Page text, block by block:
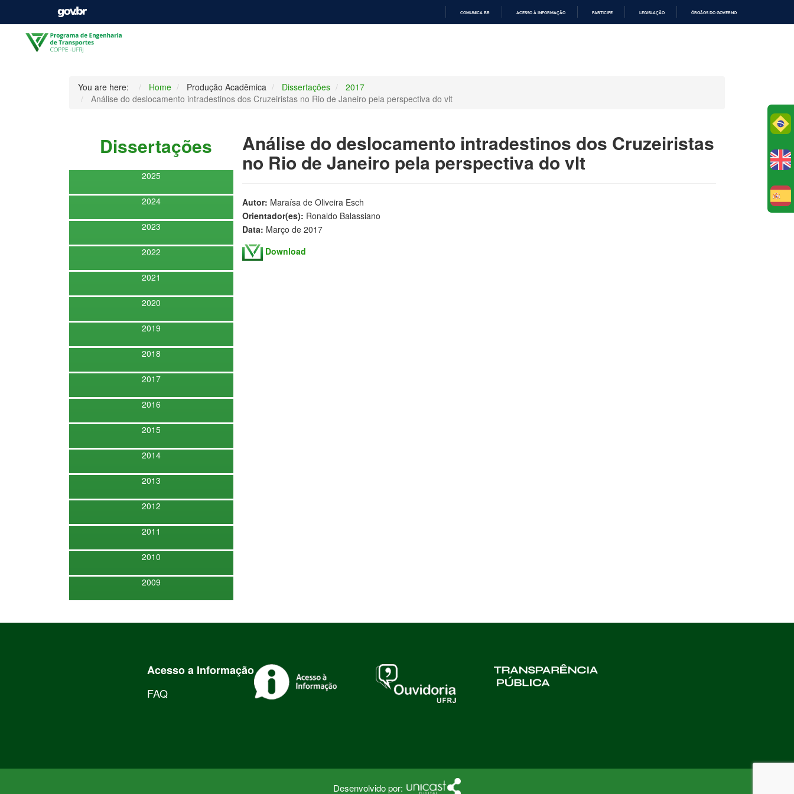
COMUNICA BR ACESSO À INFORMAÇÃO PARTICIPE LEGISLAÇÃO ÓRGÃOS DO GOVERNO
You are here: Home Produção Acadêmica Dissertações
2017
Análise do deslocamento intradestinos dos Cruzeiristas no Rio de Janeiro pela perspectiva do vlt
Dissertações
2025
2024
2023
2022
2021
2020
2019
2018
2017
2016
2015
2014
2013
2012
2011
2010
2009
Análise do deslocamento intradestinos dos Cruzeiristas
no Rio de Janeiro pela perspectiva do vlt
Autor: Maraísa de Oliveira Esch
Orientador(es): Ronaldo Balassiano
Data: Março de 2017
Download
Acesso a Informação
FAQ
Desenvolvido por: